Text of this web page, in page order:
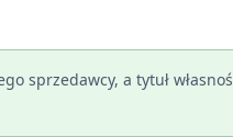
sprzedawcy, a tytuł